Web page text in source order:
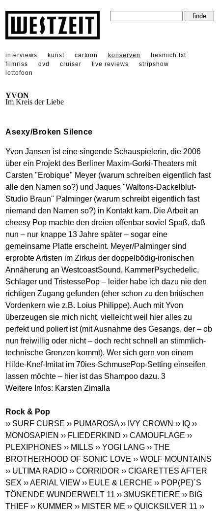
interviews kunst cartoon konserven
liesmich.txt
filmriss
dvd cruiser live reviews
stripshow
lottofoon
YVON
Im Kreis der Liebe
Asexy/Broken Silence
Yvon Jansen ist eine singende Schauspielerin, die 2006
über ein Projekt des Berliner Maxim-Gorki-Theaters mit
Carsten "Erobique" Meyer (warum schreiben eigentlich fast
alle den Namen so?) und Jaques "Waltons-Dackelblut-
Studio Braun" Palminger (warum schreibt eigentlich fast
niemand den Namen so?) in Kontakt kam. Die Arbeit an
cheesy Pop machte den dreien offenbar soviel Spaß, daß
nun – nur knappe 13 Jahre später – sogar eine
gemeinsame Platte erscheint. Meyer/Palminger sind
erprobte Artisten im Zirkus der doppelbödig-ironischen
Annäherung an WestcoastSound, KammerPsychedelic,
Schlager und TristessePop – leider habe ich dazu nie den
richtigen Zugang gefunden (eher schon zu den britischen
Vordenkern wie z.B. Loius Philippe). Auch mit Yvon
überzeugen sie mich nicht, vielleicht weil hier alles zu
perfekt und poliert ist (mit Ausnahme des Gesangs, der – ob
nun freiwillig oder nicht – doch recht schnell an stimmlich-
technische Grenzen kommt). Wer sich gern von einem
Hilde-Knef-Imitat im 70ies-SchmusePop-Setting einseifen
lassen möchte – hier ist das Shampoo dazu. 3
Weitere Infos: Karsten Zimalla
Rock & Pop
›› SURF CURSE ›› PUMAROSA ›› IVY CROWN ›› IQ ››
MONOSAPIEN ›› FLIEDERKIND ›› CAMOUFLAGE ››
PLEXIPHONES ›› MILLS ›› YOGI LANG ›› THE
BROTHERHOOD OF SONIC LOVE ›› WOLF MOUNTAINS
›› ULTIMA RADIO ›› CORRIDOR ›› CIGARETTES AFTER
SEX ›› AERIAL VIEW ›› EULE & LERCHE ›› POP(PE)´S
TÖNENDE WUNDERWELT 11 ›› 3MUSKETIERE ›› BIG
THIEF ›› KUMMER ›› MISTER ME ›› QUICKSILVER 11 ››